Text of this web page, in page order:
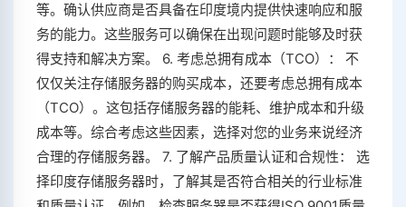
等。确认供应商是否具备在印度境内提供快速响应和服
务的能力。这些服务可以确保在出现问题时能够及时获
得支持和解决方案。 6. 考虑总拥有成本（TCO）： 不
仅仅关注存储服务器的购买成本，还要考虑总拥有成本
（TCO）。这包括存储服务器的能耗、维护成本和升级
成本等。综合考虑这些因素，选择对您的业务来说经济
合理的存储服务器。 7. 了解产品质量认证和合规性： 选
择印度存储服务器时，了解其是否符合相关的行业标准